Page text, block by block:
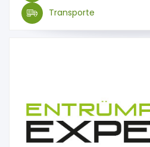
Transporte